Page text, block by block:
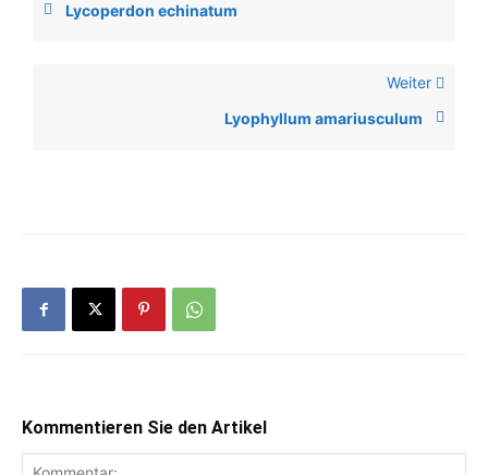
Lycoperdon echinatum
Weiter
Lyophyllum amariusculum
Kommentieren Sie den Artikel